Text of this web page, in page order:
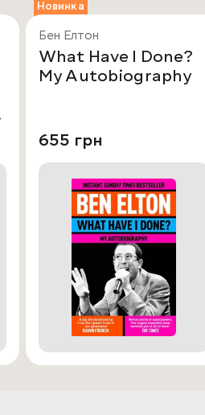
Новинка
Бен Елтон
What Have I Done?
My Autobiography
655 грн